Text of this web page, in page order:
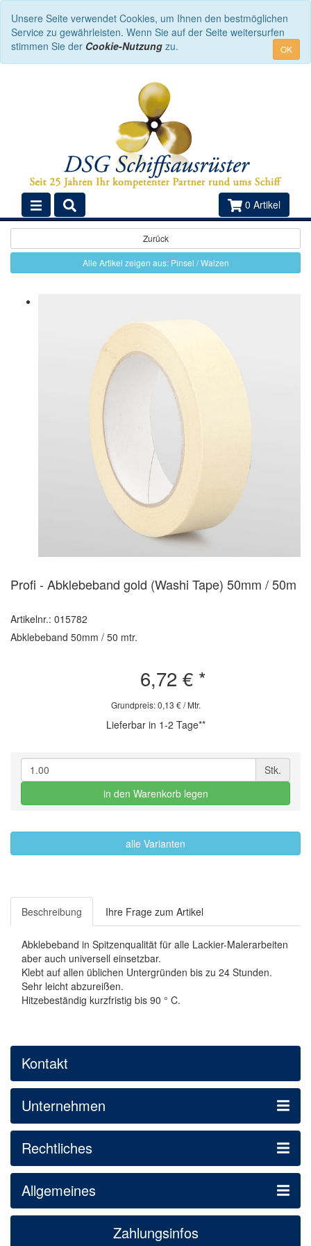
Unsere Seite verwendet Cookies, um Ihnen den bestmöglichen
Service zu gewährleisten. Wenn Sie auf der Seite weitersurfen
stimmen Sie der Cookie-Nutzung zu. OK
0 Artikel
Zurück
Alle Artikel zeigen aus: Pinsel / Walzen
Profi - Abklebeband gold (Washi Tape) 50mm / 50m
Artikelnr.: 015782
Abklebeband 50mm / 50 mtr.
6,72 €*
Grundpreis: 0,13 € / Mtr.
Lieferbar in 1-2 Tage**
Stk.
in den Warenkorb legen
alle Varianten
Beschreibung Ihre Frage zum Artikel
Abklebeband in Spitzenqualität für alle Lackier-Malerarbeiten
aber auch universell einsetzbar.
Klebt auf allen üblichen Untergründen bis zu 24 Stunden.
Sehr leicht abzureißen.
Hitzebeständig kurzfristig bis 90 ° C.
Kontakt
Unternehmen
Rechtliches
Allgemeines
Zahlungsinfos